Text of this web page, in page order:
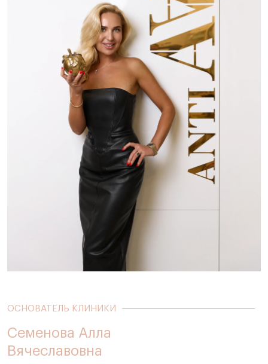
ОСНОВАТЕЛЬ КЛИНИКИ
Семенова Алла
Вячеславовна